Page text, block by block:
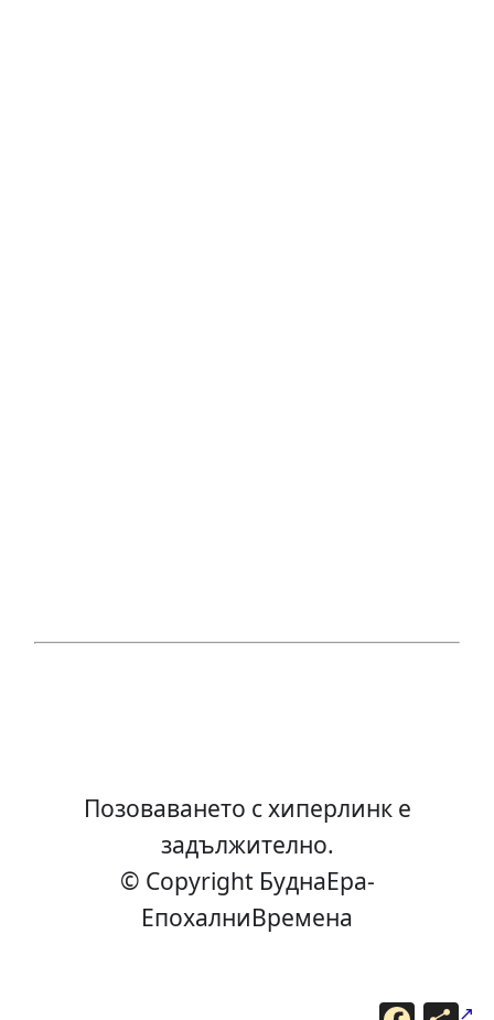
Позоваването с хиперлинк е
задължително.
© Copyright БуднаEра-
ЕпохалниВремена
F С